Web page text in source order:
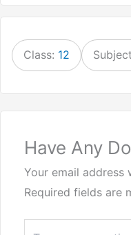
Class: 12
Have Any
Your email address
Required fields are